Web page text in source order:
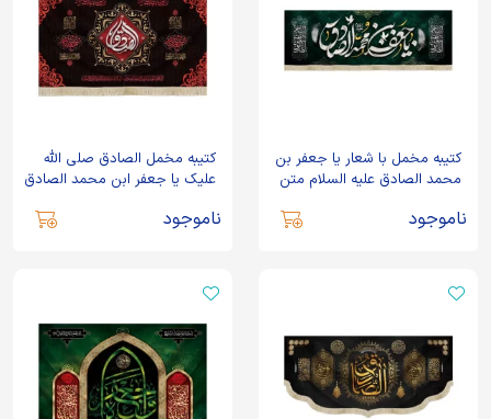
کتیبه مخمل با شعار یا جعفر بن
محمد الصادق علیه السلام متن
ناموجود
کتیبه مخمل الصادق صلی الله
علیک یا جعفر ابن محمد الصادق
ناموجود